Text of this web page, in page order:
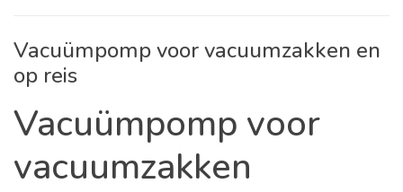
Vacuümpomp voor vacuumzakken en
op reis
Vacuümpomp voor
vacuumzakken